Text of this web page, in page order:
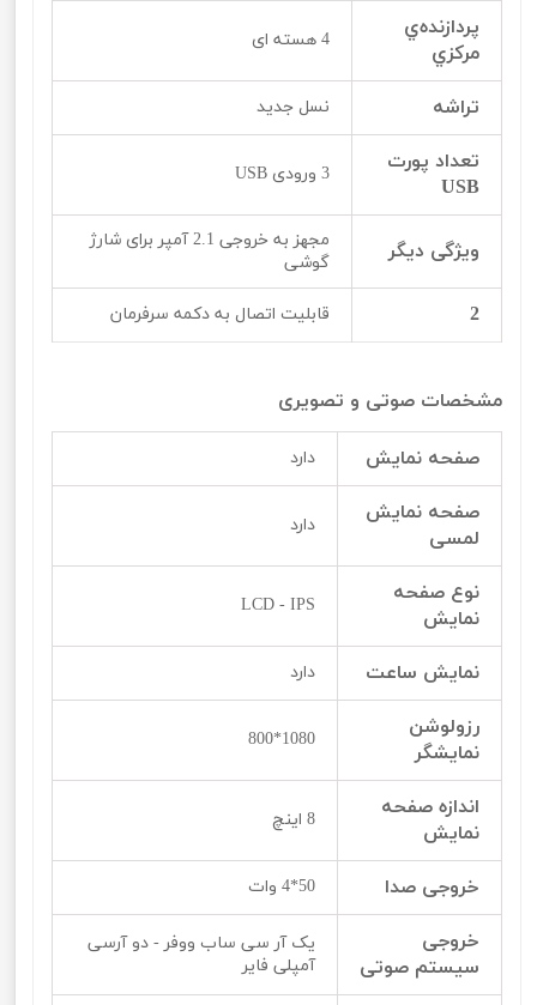
پردازنده‌ي
مرکزي
4 هسته ای
تراشه نسل جدید
تعداد پورت
USB
3 ورودی USB
ویژگی دیگر
مجهز به خروجی 2.1 آمپر برای شارژ
گوشی
2 قابلیت اتصال به دکمه سرفرمان
مشخصات صوتی و تصویری
صفحه نمایش دارد
صفحه نمایش
لمسی
دارد
نوع صفحه
نمایش
LCD - IPS
نمایش ساعت دارد
رزولوشن
نمایشگر
1080*800
اندازه صفحه
نمایش
8 اینچ
خروجی صدا 50*4 وات
خروجی
سیستم صوتی
یک آر سی ساب ووفر - دو آرسی
آمپلی فایر